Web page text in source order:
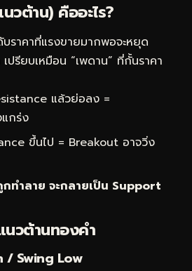
วต้าน) คืออะไร?
บราคาที่แรงขายมากพอจะหยุด
ปรียบเหมือน “เพดาน” ที่กั้นราคา
แล้วย่อลง =
กร่ง
ขึ้นไป = Breakout อาจวิ่ง
ทำลาย จะกลายเป็น Support
นวต้านทองคำ
/ Swing Low